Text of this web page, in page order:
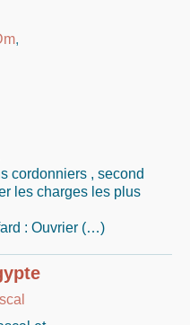
,
cordonniers , second
les charges les plus
: Ouvrier (…)